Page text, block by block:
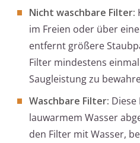
Nicht waschbare Filter:
im Freien oder über
entfernt größere
Filter mindestens
Saugleistung zu
Waschbare Filter:
lauwarmem Wasser
den Filter mit Wasser,